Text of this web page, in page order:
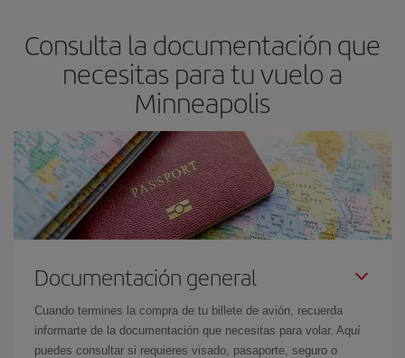
Consulta la documentación que
necesitas para tu vuelo a
Minneapolis
Documentación general
Cuando termines la compra de tu billete de avión, recuerda
informarte de la documentación que necesitas para volar. Aquí
puedes consultar si requieres visado, pasaporte, seguro o